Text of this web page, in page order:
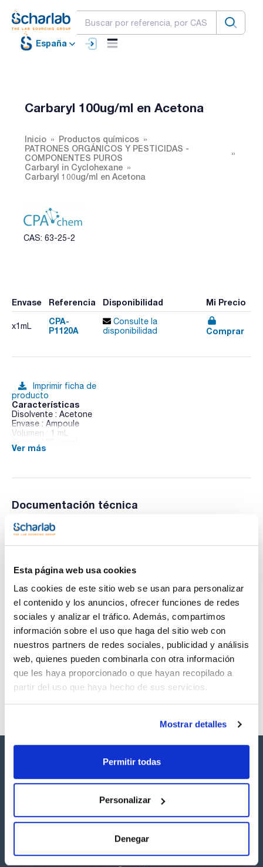
Esta página web usa cookies
Las cookies de este sitio web se usan para personalizar
el contenido y los anuncios, ofrecer funciones de redes
sociales y analizar el tráfico. Además, compartimos
información sobre el uso que haga del sitio web con
nuestros partners de redes sociales, publicidad y análisis
web, quienes pueden combinarla con otra información
que les haya proporcionado o que hayan recopilado a
partir del uso que haya hecho de sus servicios.
Mostrar detalles
Permitir todas
Personalizar
Denegar
España
Carbaryl 100ug/ml en Acetona
Inicio
Productos químicos
PATRONES ORGÁNICOS Y PESTICIDAS -
COMPONENTES PUROS
Carbaryl in Cyclohexane
Carbaryl 100ug/ml en Acetona
CAS: 63-25-2
Envase Referencia Disponibilidad Mi Precio
x1mL
CPA-
P1120A
Consulte la
disponibilidad
Comprar
Imprimir ficha de
producto
Características
Disolvente : Acetone
Envase : Ampoule
Volumen : 1 mL
CAS : [63-25-2]
Ver más
Documentación técnica
TDS / Ficha técnica
Regístrate para
Regístrate para
SDS/ Hoja de seguridad
Regístrate para
descargas
Los productos marcados con esta imagen son
listos para una entrega inmediata.